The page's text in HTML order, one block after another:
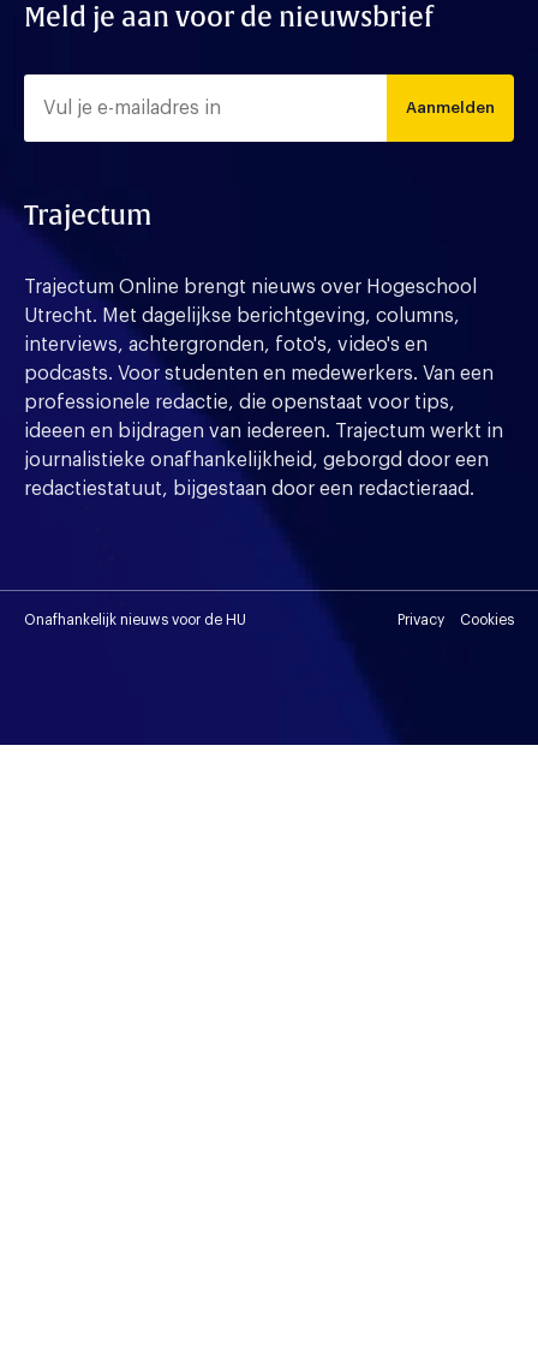
Meld je aan voor de nieuwsbrief
Aanmelden
Trajectum
Trajectum Online brengt nieuws over Hogeschool
Utrecht. Met dagelijkse berichtgeving, columns,
interviews, achtergronden, foto's, video's en
podcasts. Voor studenten en medewerkers. Van een
professionele redactie, die openstaat voor tips,
ideeen en bijdragen van iedereen. Trajectum werkt in
journalistieke onafhankelijkheid, geborgd door een
redactiestatuut, bijgestaan door een redactieraad.
Onafhankelijk nieuws voor de HU Privacy Cookies